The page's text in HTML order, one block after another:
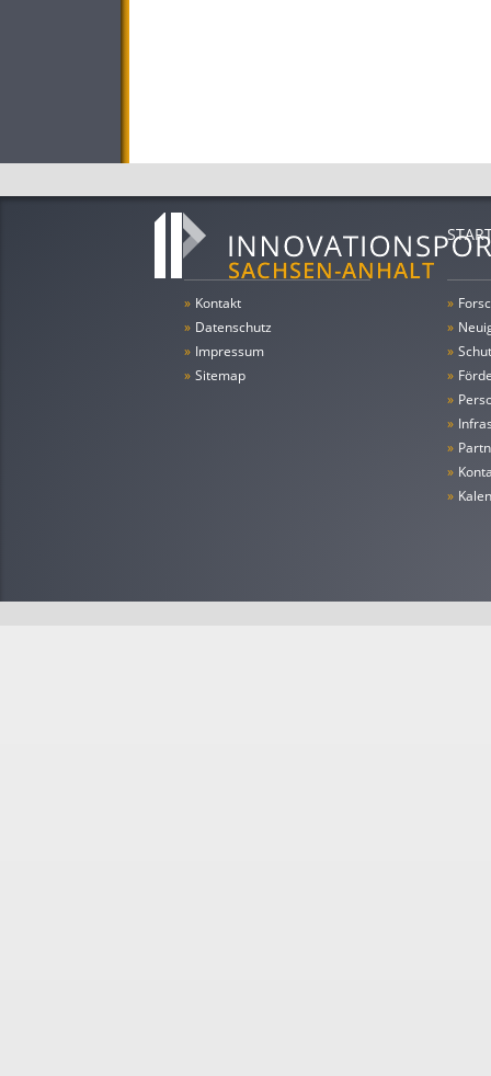
» Kontakt
» Datenschutz
» Impressum
» Sitemap
»
»
»
»
»
»
»
»
»